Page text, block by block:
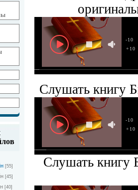
[55]
[45]
[40]
+10
-10
Слушать книгу
+10
-10
Слушать книгу